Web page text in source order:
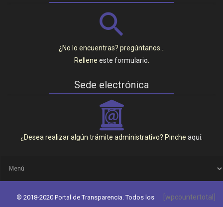
¿No lo encuentras? pregúntanos…
Rellene este formulario
Sede electrónica
_
¿Desea realizar algún trámite administrativo? Pinche aquí.
© 2018-2020 Portal de Transparencia. Todos los
[wpcountertotal]